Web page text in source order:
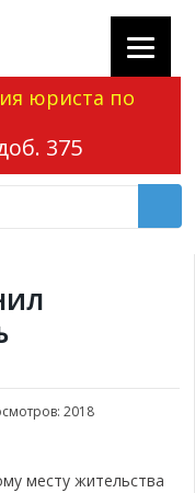
юриста по
375
2018
месту жительства